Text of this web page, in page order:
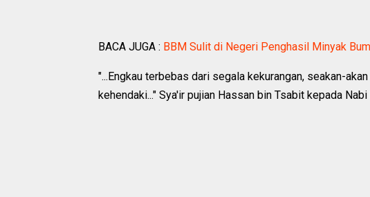
BACA JUGA : BBM Sulit di Negeri Penghasil Minyak
"...Engkau terbebas dari segala kekurangan, seakan-
kehendaki..." Sya'ir pujian Hassan bin Tsabit kepada Nabi